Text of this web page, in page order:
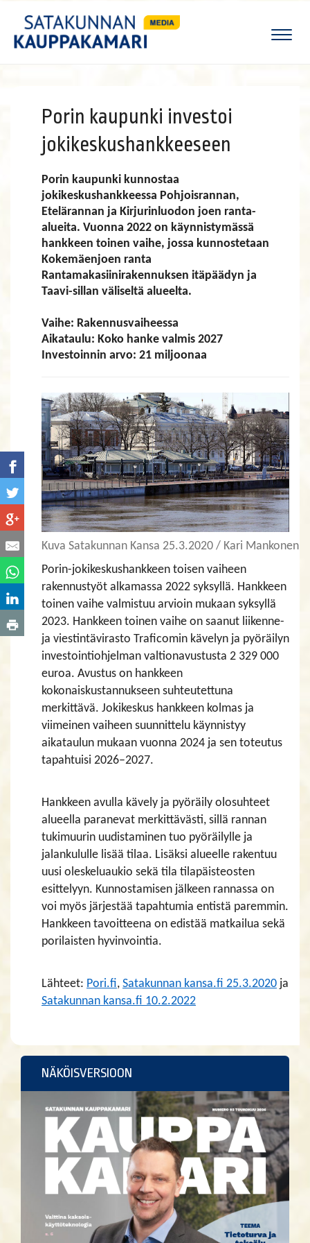
Porin kaupunki investoi
jokikeskushankkeeseen
Porin kaupunki kunnostaa
jokikeskushankkeessa Pohjoisrannan,
Etelärannan ja Kirjurinluodon joen ranta-
alueita. Vuonna 2022 on käynnistymässä
hankkeen toinen vaihe, jossa kunnostetaan
Kokemäenjoen ranta
Rantamakasiinirakennuksen itäpäädyn ja
Taavi-sillan väliseltä alueelta.
Vaihe: Rakennusvaiheessa
Aikataulu: Koko hanke valmis 2027
Investoinnin arvo: 21 miljoonaa
Kuva Satakunnan Kansa 25.3.2020 / Kari Mankonen
Porin-jokikeskushankkeen toisen vaiheen
rakennustyöt alkamassa 2022 syksyllä. Hankkeen
toinen vaihe valmistuu arvioin mukaan syksyllä
2023. Hankkeen toinen vaihe on saanut liikenne-
ja viestintävirasto Traficomin kävelyn ja pyöräilyn
investointiohjelman valtionavustusta 2 329 000
euroa. Avustus on hankkeen
kokonaiskustannukseen suhteutettuna
merkittävä. Jokikeskus hankkeen kolmas ja
viimeinen vaiheen suunnittelu käynnistyy
aikataulun mukaan vuonna 2024 ja sen toteutus
tapahtuisi 2026–2027.
Hankkeen avulla kävely ja pyöräily olosuhteet
alueella paranevat merkittävästi, sillä rannan
tukimuurin uudistaminen tuo pyöräilylle ja
jalankululle lisää tilaa. Lisäksi alueelle rakentuu
uusi oleskeluaukio sekä tila tilapäisteosten
esittelyyn. Kunnostamisen jälkeen rannassa on
voi myös järjestää tapahtumia entistä paremmin.
Hankkeen tavoitteena on edistää matkailua sekä
porilaisten hyvinvointia.
Lähteet: Pori.fi, Satakunnan kansa.fi 25.3.2020 ja
Satakunnan kansa.fi 10.2.2022
NÄKÖISVERSIOON